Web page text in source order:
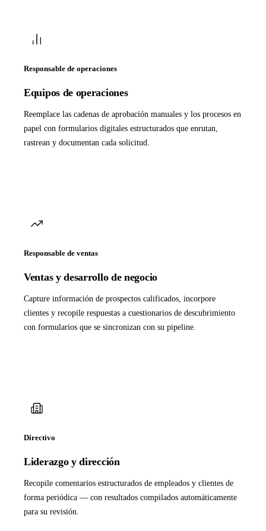
Responsable de operaciones
Equipos de operaciones
Reemplace las cadenas de aprobación manuales y los procesos en
papel con formularios digitales estructurados que enrutan,
rastrean y documentan cada solicitud.
Responsable de ventas
Ventas y desarrollo de negocio
Capture información de prospectos calificados, incorpore
clientes y recopile respuestas a cuestionarios de descubrimiento
con formularios que se sincronizan con su pipeline.
Directivo
Liderazgo y dirección
Recopile comentarios estructurados de empleados y clientes de
forma periódica — con resultados compilados automáticamente
para su revisión.